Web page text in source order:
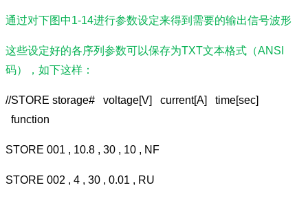
通过对下图中1-14进行参数设定来得到需要的输出信号波形
这些设定好的各序列参数可以保存为TXT文本格式（ANSI
码），如下这样：
//STORE storage# voltage[V] current[A] time[sec]
function
STORE 001 , 10.8 , 30 , 10 , NF
STORE 002 , 4 , 30 , 0.01 , RU